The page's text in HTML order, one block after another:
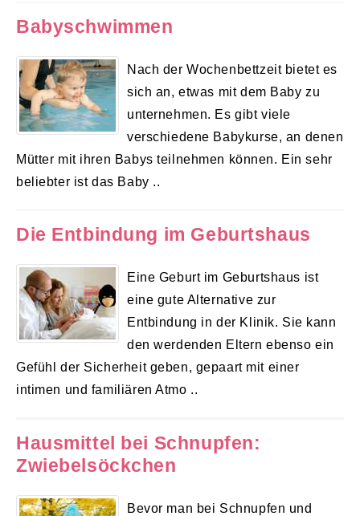
Babyschwimmen
Nach der Wochenbettzeit bietet es
sich an, etwas mit dem Baby zu
unternehmen. Es gibt viele
verschiedene Babykurse, an denen
Mütter mit ihren Babys teilnehmen können. Ein sehr
beliebter ist das Baby ..
Die Entbindung im Geburtshaus
Eine Geburt im Geburtshaus ist
eine gute Alternative zur
Entbindung in der Klinik. Sie kann
den werdenden Eltern ebenso ein
Gefühl der Sicherheit geben, gepaart mit einer
intimen und familiären Atmo ..
Hausmittel bei Schnupfen:
Zwiebelsöckchen
Bevor man bei Schnupfen und